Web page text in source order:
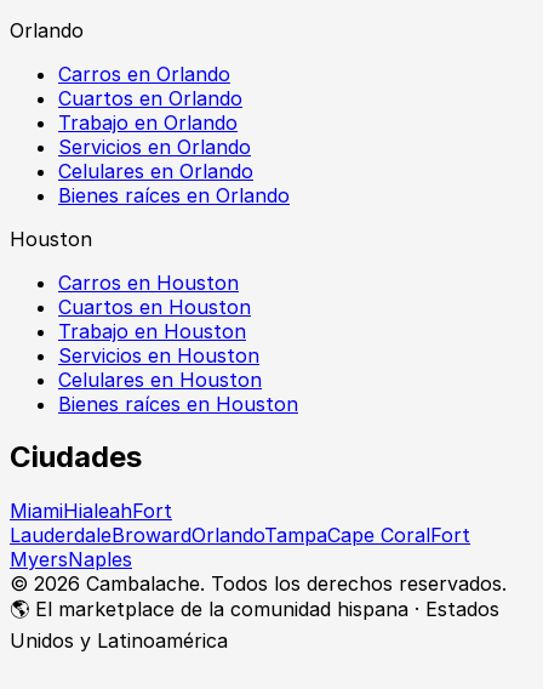
Orlando
Carros en Orlando
Cuartos en Orlando
Trabajo en Orlando
Servicios en Orlando
Celulares en Orlando
Bienes raíces en Orlando
Houston
Carros en Houston
Cuartos en Houston
Trabajo en Houston
Servicios en Houston
Celulares en Houston
Bienes raíces en Houston
Ciudades
MiamiHialeahFort
LauderdaleBrowardOrlandoTampaCape CoralFort
MyersNaples
© 2026 Cambalache. Todos los derechos reservados.
🌎 El marketplace de la comunidad hispana · Estados
Unidos y Latinoamérica